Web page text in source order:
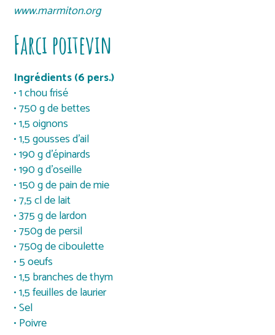
www.marmiton.org
Farci poitevin
Ingrédients (6 pers.)
• 1 chou frisé
• 750 g de bettes
• 1,5 oignons
• 1,5 gousses d’ail
• 190 g d’épinards
• 190 g d’oseille
• 150 g de pain de mie
• 7,5 cl de lait
• 375 g de lardon
• 750g de persil
• 750g de ciboulette
• 5 oeufs
• 1,5 branches de thym
• 1,5 feuilles de laurier
• Sel
• Poivre